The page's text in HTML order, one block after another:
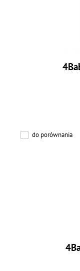
do porównania